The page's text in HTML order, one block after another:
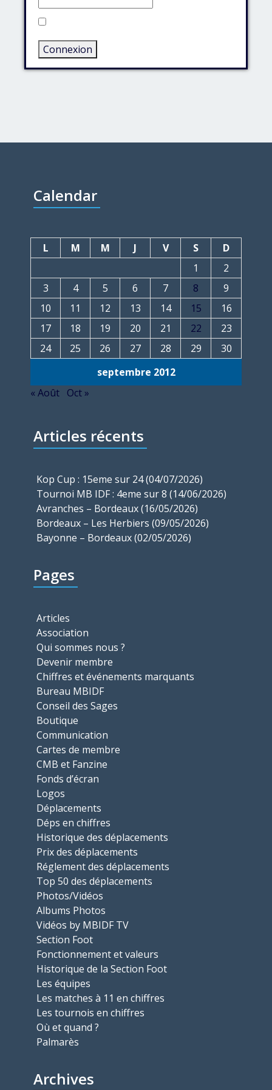
Connexion
Calendar
septembre 2012
L M M J V S
D
1
2
3
4 5 6 7 8
9
10
11 12 13 14 15
16
17
18 19 20 21 22
23
24
25 26 27 28 29 30
« Août Oct »
Articles récents
Kop Cup : 15eme sur 24 (04/07/2026)
Tournoi MB IDF : 4eme sur 8 (14/06/2026)
Avranches – Bordeaux (16/05/2026)
Bordeaux – Les Herbiers (09/05/2026)
Bayonne – Bordeaux (02/05/2026)
Pages
Articles
Association
Qui sommes nous ?
Devenir membre
Chiffres et événements marquants
Bureau MBIDF
Conseil des Sages
Boutique
Communication
Cartes de membre
CMB et Fanzine
Fonds d’écran
Logos
Déplacements
Déps en chiffres
Historique des déplacements
Prix des déplacements
Réglement des déplacements
Top 50 des déplacements
Photos/Vidéos
Albums Photos
Vidéos by MBIDF TV
Section Foot
Fonctionnement et valeurs
Historique de la Section Foot
Les équipes
Les matches à 11 en chiffres
Les tournois en chiffres
Où et quand ?
Palmarès
Archives